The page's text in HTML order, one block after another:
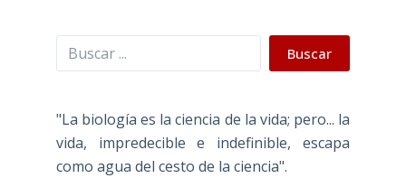
Buscar Buscar
"La biología es la ciencia de la vida; pero... la
vida, impredecible e indefinible, escapa
como agua del cesto de la ciencia".